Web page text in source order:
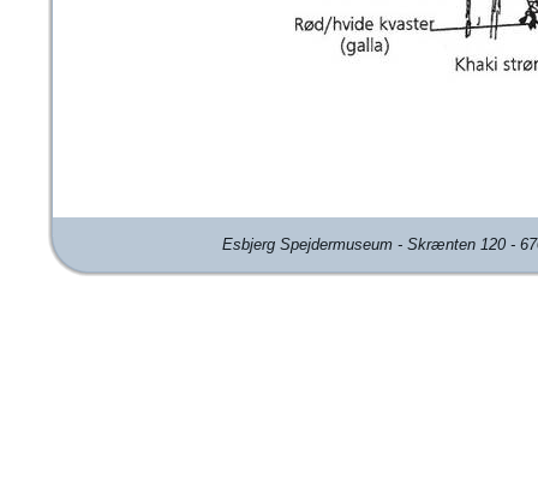
Esbjerg Spejdermuseum - Skrænten 120 -